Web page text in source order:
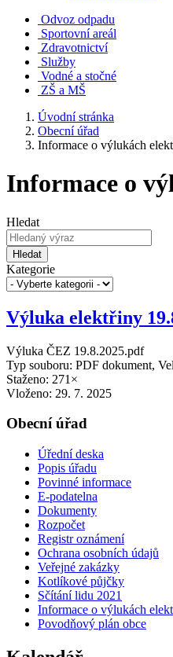
Odvoz odpadu
Sportovní areál
Zdravotnictví
Služby
Vodné a stočné
ZŠ a MŠ
Úvodní stránka
Obecní úřad
Informace o výlukách
Informace o
Hledat
Hledat
Kategorie
Výluka elektřiny
Výluka ČEZ 19.8.2025.pdf
Typ souboru: PDF dokument,
Staženo: 271×
Vloženo: 29. 7. 2025
Obecní úřad
Úřední deska
Popis úřadu
Povinné informace
E-podatelna
Dokumenty
Rozpočet
Registr oznámení
Ochrana osobních údajů
Veřejné zakázky
Kotlíkové půjčky
Sčítání lidu 2021
Informace o výlukách
Povodňový plán obce